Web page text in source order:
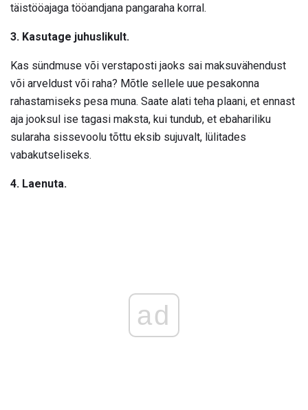
täistööajaga tööandjana pangaraha korral.
3. Kasutage juhuslikult.
Kas sündmuse või verstaposti jaoks sai maksuvähendust
või arveldust või raha? Mõtle sellele uue pesakonna
rahastamiseks pesa muna. Saate alati teha plaani, et ennast
aja jooksul ise tagasi maksta, kui tundub, et ebahariliku
sularaha sissevoolu tõttu eksib sujuvalt, lülitades
vabakutseliseks.
4. Laenuta.
ad